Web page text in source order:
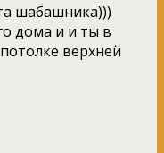
шабашника)))
дома и и ты в
верхней